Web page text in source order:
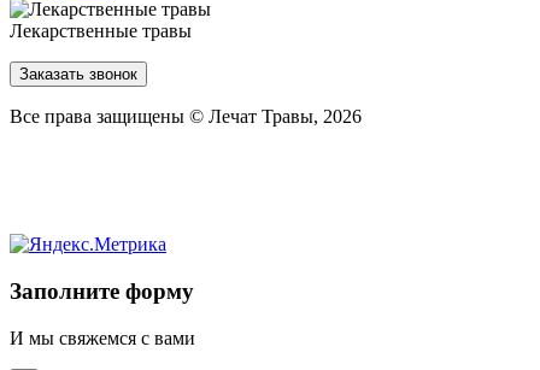
Лекарственные травы
Заказать звонок
Все права защищены © Лечат Травы, 2026
Заполните форму
И мы свяжемся с вами